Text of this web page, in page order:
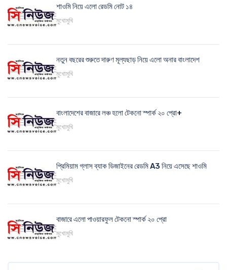
শাওমি নিয়ে এলো রেডমি নোট ১৪
মুখোমুখি
নতুন বছরের শুরুতে দারুণ মূল্যছাড় নিয়ে এলো অনার বাংলাদেশ
মুখোমুখি
বাংলাদেশের বাজারে লঞ্চ হলো টেকনো স্পার্ক ২০ প্রো+
মুখোমুখি
প্রিমিয়াম গ্লাস ব্যাক ডিজাইনের রেডমি A3 নিয়ে এসেছে শাওমি
মুখোমুখি
বাজারে এলো পাওয়ারফুল টেকনো স্পার্ক ২০ প্রো
মুখোমুখি